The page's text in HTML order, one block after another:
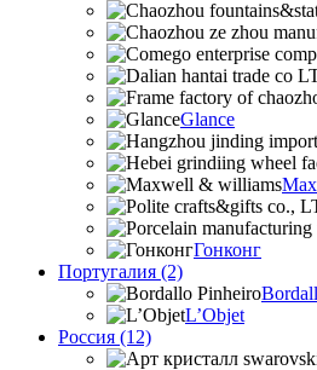
Glance
Гонконг
Португалия (2)
L’Objet
Россия (12)